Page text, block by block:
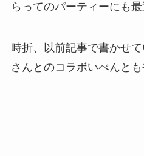
らってのパーティーにも最
時折、以前記事で書かせ
さんとのコラボいべんとも